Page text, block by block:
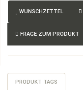
WUNSCHZETTEL
FRAGE ZUM PRODUKT
PRODUKT TAGS